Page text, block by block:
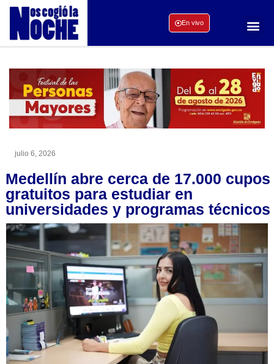
En vivo
julio 6, 2026
Medellín abre cerca de 17.000 cupos
gratuitos para estudiar en
universidades y programas técnicos